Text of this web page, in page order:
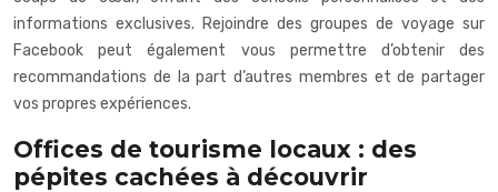
informations exclusives. Rejoindre des groupes de voyage sur
Facebook peut également vous permettre d’obtenir des
recommandations de la part d’autres membres et de partager
vos propres expériences.
Offices de tourisme locaux : des
pépites cachées à découvrir